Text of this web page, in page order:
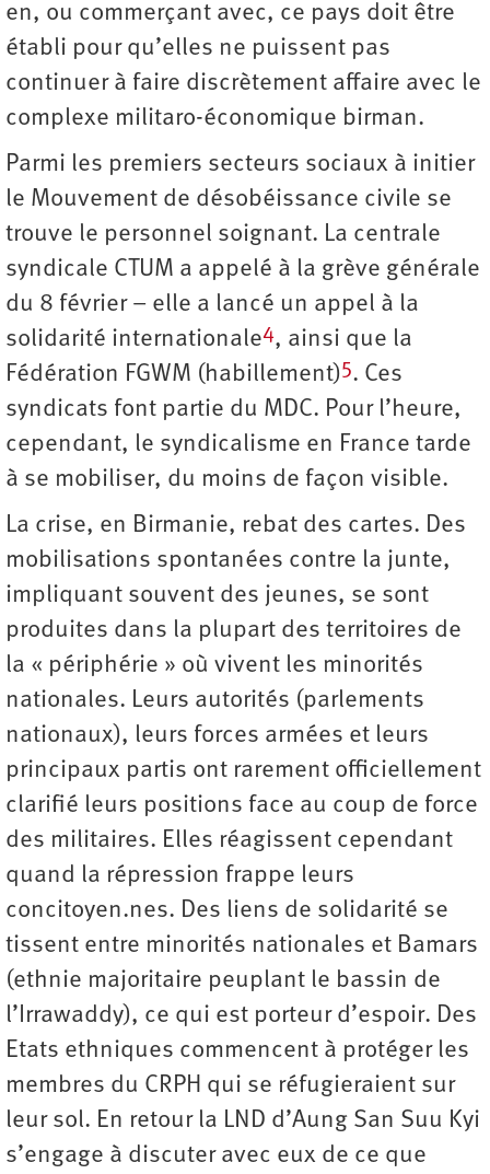
en, ou commerçant avec, ce pays doit être
établi pour qu’elles ne puissent pas
continuer à faire discrètement affaire avec le
complexe militaro-économique birman.
Parmi les premiers secteurs sociaux à initier
le Mouvement de désobéissance civile se
trouve le personnel soignant. La centrale
syndicale CTUM a appelé à la grève générale
du 8 février – elle a lancé un appel à la
solidarité internationale4, ainsi que la
Fédération FGWM (habillement)5. Ces
syndicats font partie du MDC. Pour l’heure,
cependant, le syndicalisme en France tarde
à se mobiliser, du moins de façon visible.
La crise, en Birmanie, rebat des cartes. Des
mobilisations spontanées contre la junte,
impliquant souvent des jeunes, se sont
produites dans la plupart des territoires de
la « périphérie » où vivent les minorités
nationales. Leurs autorités (parlements
nationaux), leurs forces armées et leurs
principaux partis ont rarement officiellement
clarifié leurs positions face au coup de force
des militaires. Elles réagissent cependant
quand la répression frappe leurs
concitoyen.nes. Des liens de solidarité se
tissent entre minorités nationales et Bamars
(ethnie majoritaire peuplant le bassin de
l’Irrawaddy), ce qui est porteur d’espoir. Des
Etats ethniques commencent à protéger les
membres du CRPH qui se réfugieraient sur
leur sol. En retour la LND d’Aung San Suu Kyi
s’engage à discuter avec eux de ce que